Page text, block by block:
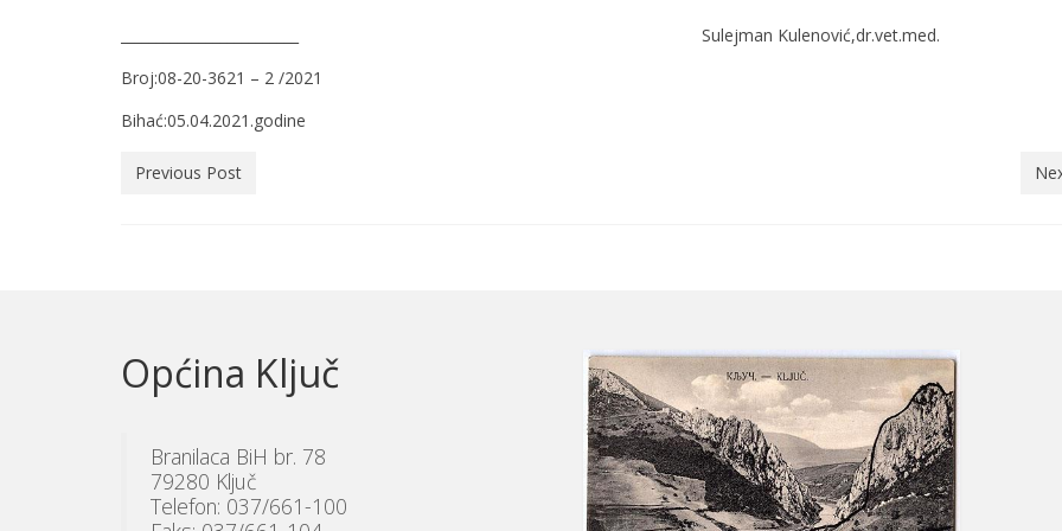
_________________________ Sulejman Kulenović,dr.vet.med.
Broj:08-20-3621 – 2 /2021
Bihać:05.04.2021.godine
Previous Post
Općina Ključ
Branilaca BiH br. 78
79280 Ključ
Telefon: 037/661-100